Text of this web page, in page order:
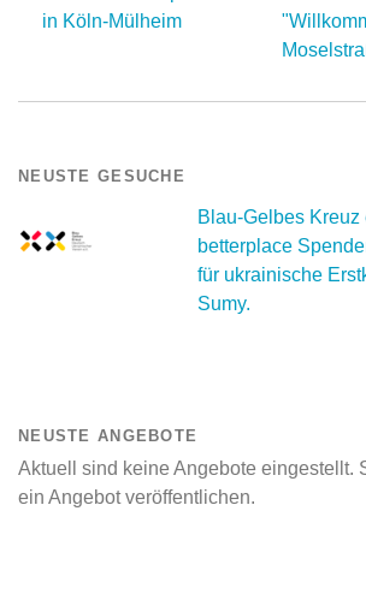
in Köln-Mülheim
NEUSTE GESUCHE
Blau-Gelbes Kreuz
betterplace
für ukrainische
Sumy.
NEUSTE ANGEBOTE
Aktuell sind keine Angebote eingestellt.
ein Angebot veröffentlichen.